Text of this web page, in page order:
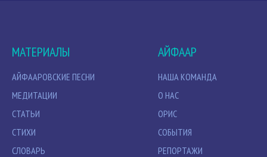
МАТЕРИАЛЫ
АЙФААРОВСКИЕ ПЕСНИ
МЕДИТАЦИИ
СТАТЬИ
СТИХИ
СЛОВАРЬ
АЙФААР
НАША КОМАНДА
О НАС
ОРИС
СОБЫТИЯ
РЕПОРТАЖИ